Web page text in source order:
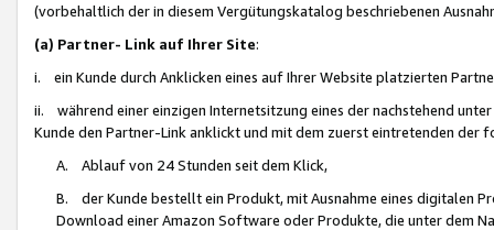
(vorbehaltlich der in diesem Vergütungskatalog beschriebenen
(a) Partner- Link auf Ihrer Site:
i. ein Kunde durch Anklicken eines auf Ihrer Website platzierten
ii. während einer einzigen Internetsitzung eines der nachstehend
Kunde den Partner-Link anklickt und mit dem zuerst eintretenden der
A. Ablauf von 24 Stunden seit dem Klick,
B. der Kunde bestellt ein Produkt, mit Ausnahme eines digitalen
Download einer Amazon Software oder Produkte, die unter dem